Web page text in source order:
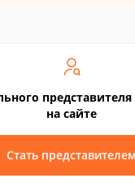
на сайте
Стать представителем